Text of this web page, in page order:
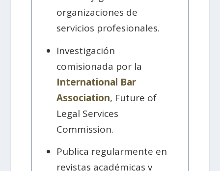
organizaciones de
servicios profesionales.
Investigación
comisionada por la
International Bar
Association, Future of
Legal Services
Commission.
Publica regularmente en
revistas académicas y